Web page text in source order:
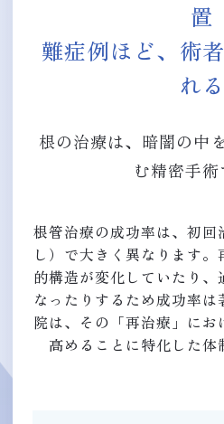
置
難症例ほど、術
れる
根の治療は、暗闇の中
む精密手術
根管治療の成功率は、初
し）で大きく異なります
的構造が変化していたり、
なったりするため成功率
院は、その「再治療」に
高めることに特化した体